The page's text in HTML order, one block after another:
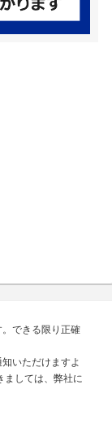
できる限り正確
いただけますよ
ましては、弊社に